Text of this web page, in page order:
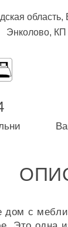
Энколово, КП
дом с